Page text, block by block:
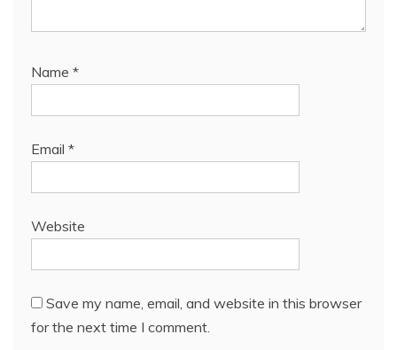
Name *
Email *
Website
Save my name, email, and website in this browser
for the next time I comment.